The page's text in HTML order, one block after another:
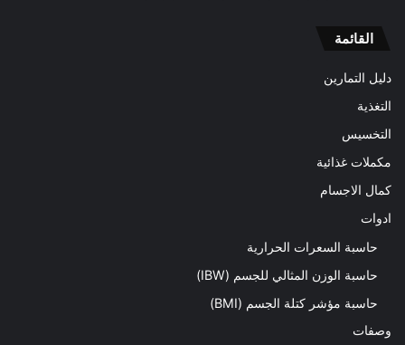
القائمة
دليل التمارين
التغذية
التخسيس
مكملات غذائية
كمال الاجسام
ادوات
حاسبة السعرات الحرارية
حاسبة الوزن المثالي للجسم (IBW)
حاسبة مؤشر كتلة الجسم (BMI)
وصفات